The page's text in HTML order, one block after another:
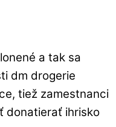
a tak sa
dm drogerie
tiež zamestnanci
donatierať ihrisko